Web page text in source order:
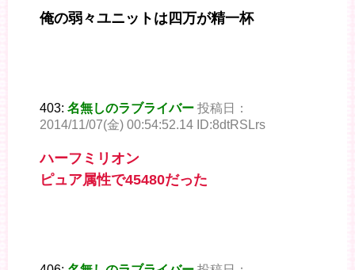
俺の弱々ユニットは四万が精一杯
403: 名無しのラブライバー 投稿日：
2014/11/07(金) 00:54:52.14 ID:8dtRSLrs
ハーフミリオン
ピュア属性で45480だった